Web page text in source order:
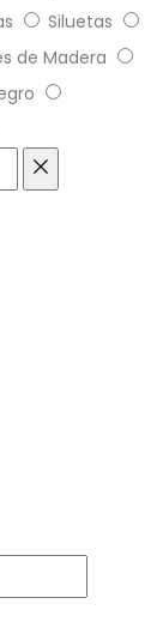
Siluetas
de Madera